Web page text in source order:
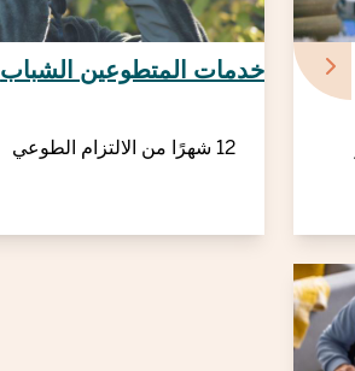
خدمات المتطوعين الشباب
12 شهرًا من الالتزام الطوعي